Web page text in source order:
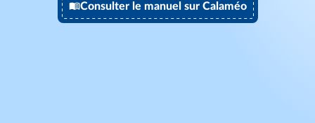
Consulter le manuel sur Calaméo